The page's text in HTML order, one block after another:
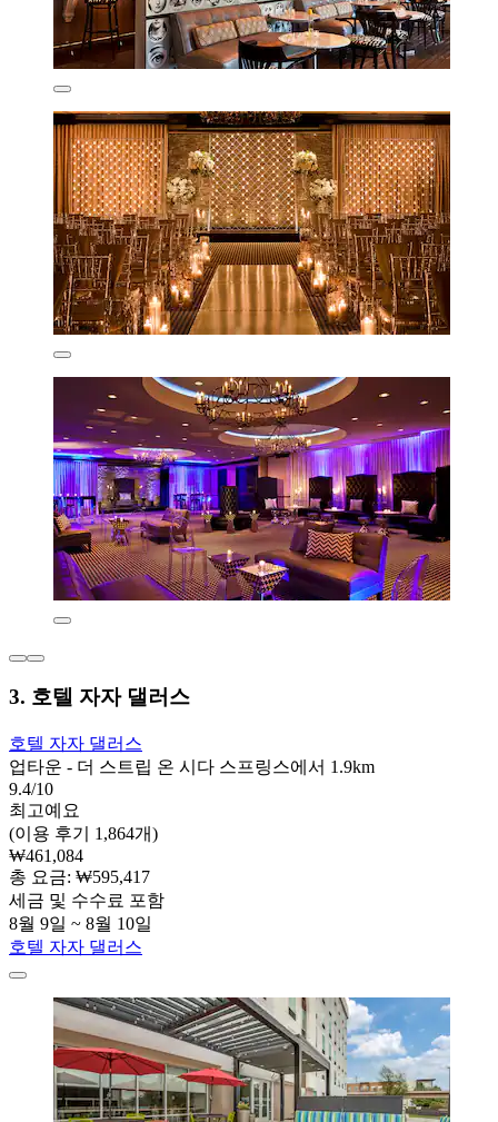
3. 호텔 자자 댈러스
호텔 자자 댈러스
업타운 - 더 스트립 온 시다 스프링스에서 1.9km
9.4/10
최고예요
(이용 후기 1,864개)
₩461,084
총 요금: ₩595,417
세금 및 수수료 포함
8월 9일 ~ 8월 10일
호텔 자자 댈러스